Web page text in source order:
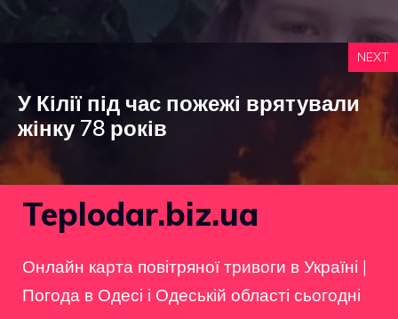
NEXT
У Кілії під час пожежі врятували
жінку 78 років
Teplodar.biz.ua
Онлайн карта повітряної тривоги в Україні |
Погода в Одесі і Одеській області сьогодні